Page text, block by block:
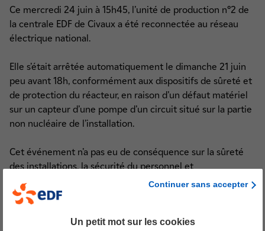
Ce mercredi 24 juin à 15h45, l’unité de production n°2 de
la centrale EDF de Civaux a été reconnectée au réseau
électrique national.
Elle s’était arrêtée automatiquement le dimanche 21 juin
peu avant 18h, conformément aux dispositifs de sûreté et
de protection du réacteur, en raison d’un défaut matériel
sur un capteur d’une pompe d’un circuit situé sur la partie
non nucléaire de l’installation.
Cet événement n’a pas eu de conséquence sur la sûreté
des installations, la sécurité du personnel et
l’environnement.
interventions nécessaires, les équipes de la centrale ont
Continuer sans accepter
Un petit mot sur les cookies